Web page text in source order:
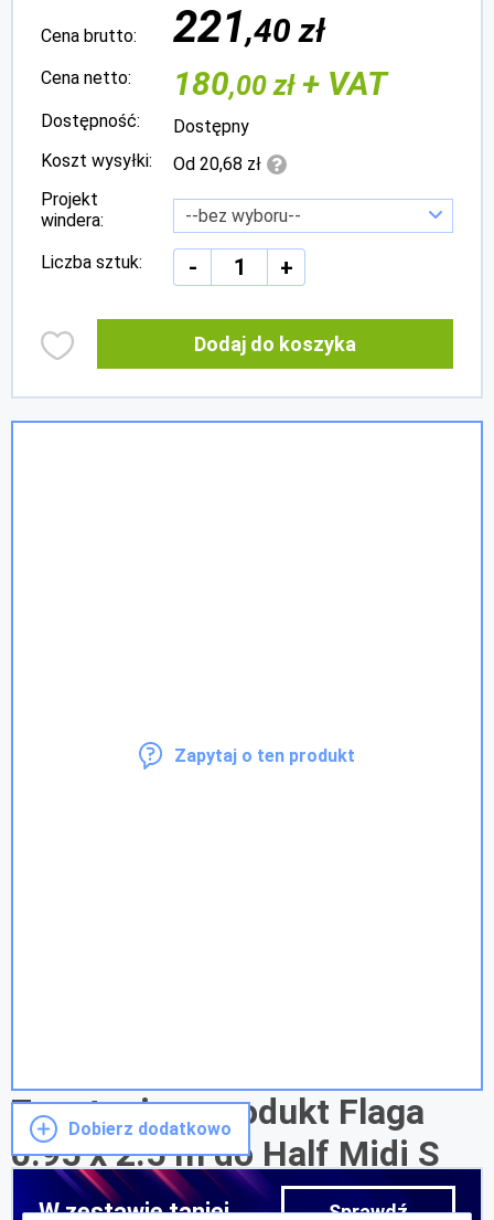
Cena brutto: 221,40 zł
Cena netto: 180,00 zł+ VAT
Dostępność:
Dostępny
Koszt wysyłki:
Od 20,68 zł
Projekt
windera:
Liczba sztuk:
- +
Dodaj do koszyka
Zapytaj o ten produkt
Zapytanie o produkt Flaga
0.95 x 2.5 m do Half Midi S
Dobierz dodatkowo
W zestawie taniej